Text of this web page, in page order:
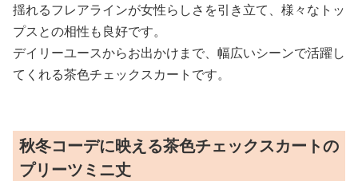
揺れるフレアラインが女性らしさを引き立て、様々なトッ
プスとの相性も良好です。
デイリーユースからお出かけまで、幅広いシーンで活躍し
てくれる茶色チェックスカートです。
秋冬コーデに映える茶色チェックスカートの
プリーツミニ丈